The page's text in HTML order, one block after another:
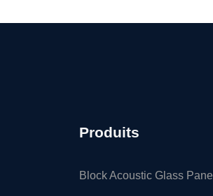
Produits
Block Acoustic Glass Panel